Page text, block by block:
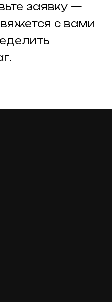
заявку —
с вами